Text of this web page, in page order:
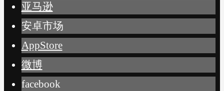
亚马逊
安卓市场
AppStore
微博
facebook